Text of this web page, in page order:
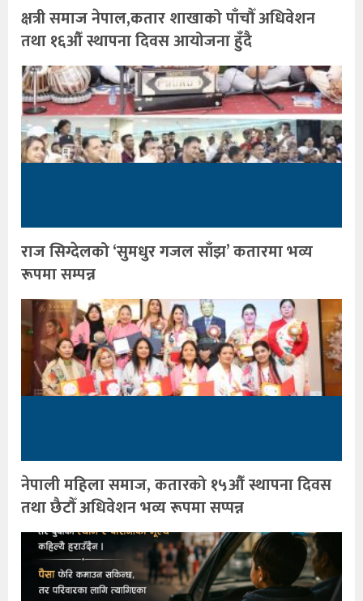
क्षत्री समाज नेपाल,कतार शाखाको पाँचौँ अधिवेशन
तथा १६औँ स्थापना दिवस आयोजना हुँदै
राज सिग्देलको ‘सुमधुर गजल साँझ’ कतारमा भव्य
रूपमा सम्पन्न
नेपाली महिला समाज, कतारको १५औँ स्थापना दिवस
तथा छैटौँ अधिवेशन भव्य रूपमा सप्पन्न